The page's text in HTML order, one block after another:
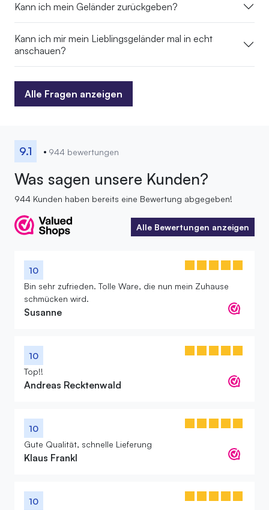
Kann ich mein Geländer zurückgeben?
Kann ich mir mein Lieblingsgeländer mal in echt
anschauen?
Alle Fragen anzeigen
Alle Fragen anzeigen
9.1 944 bewertungen
Was sagen unsere Kunden?
944 Kunden haben bereits eine Bewertung abgegeben!
Alle Bewertungen anzeigen
Alle Bewertungen anzeigen
10
Bin sehr zufrieden. Tolle Ware, die nun mein Zuhause
schmücken wird.
Susanne
10
Top!!
Andreas Recktenwald
10
Gute Qualität, schnelle Lieferung
Klaus Frankl
10